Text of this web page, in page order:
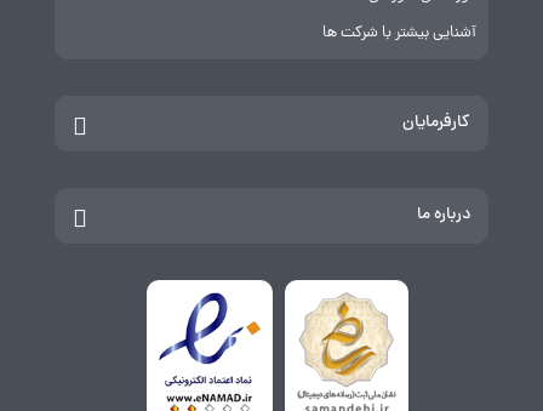
آشنایی بیشتر با شرکت ها
کارفرمایان
درباره ما